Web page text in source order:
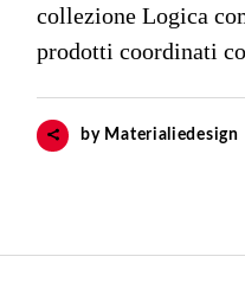
collezione Logica
prodotti coordinati
by Materialiedesign